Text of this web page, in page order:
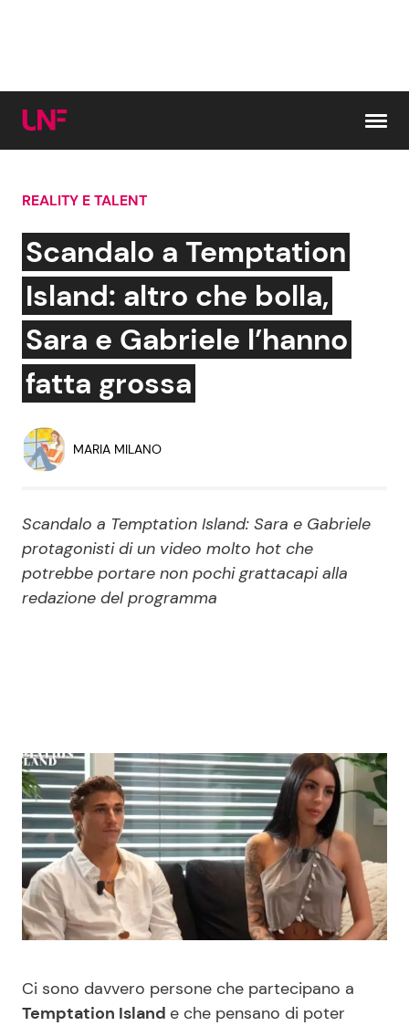
Cerca:
News e Cronaca
Attualità Italiana
Dal Mondo
Economia
Persone Scomparse
Politica
Gossip e TV
Bellezze VIP
Reality e Talent
Soap Opera
News Spettacolo
Benessere
Casa
Moda e Style
Mondo Mamma
Cucina e Ricette
Consigli di Cucina
Dolci
Le Ricette in TV
REALITY E TALENT
Scandalo a Temptation
Island: altro che bolla,
Sara e Gabriele l’hanno
fatta grossa
MARIA MILANO
Scandalo a Temptation Island: Sara e Gabriele
protagonisti di un video molto hot che
potrebbe portare non pochi grattacapi alla
redazione del programma
Ci sono davvero persone che partecipano a
Temptation Island e che pensano di poter